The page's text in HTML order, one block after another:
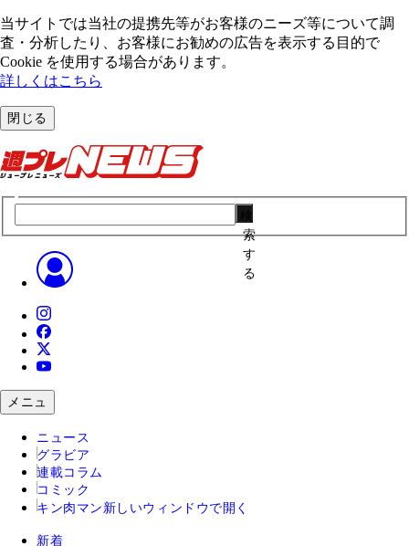
当サイトでは当社の提携先等がお客様のニーズ等について調
査・分析したり、お客様にお勧めの広告を表⽰する⽬的で
Cookie を使⽤する場合があります。
詳しくはこちら
閉じる
索
す
る
メニュ
ニュース
グラビア
連載コラム
コミック
キン肉マン 新しいウィンドウで開く
新着